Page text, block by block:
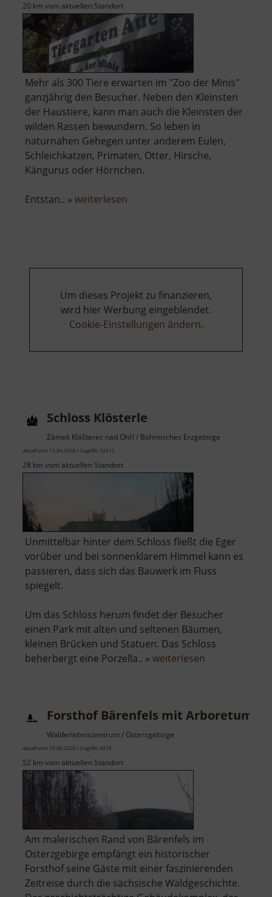
20 km vom aktuellen Standort
Mehr als 300 Tiere erwarten im "Zoo der Minis"
ganzjährig den Besucher. Neben den Kleinsten
der Haustiere, kann man auch die Kleinsten der
wilden Rassen bewundern. So leben in
naturnahen Gehegen unter anderem Eulen,
Schleichkatzen, Primaten, Otter, Hirsche,
Kängurus oder Hörnchen.
Entstan.. » weiterlesen
Um dieses Projekt zu finanzieren,
wird hier Werbung eingeblendet.
Cookie-Einstellungen ändern.
Schloss Klösterle
Zámek Klášterec nad Ohří / Böhmisches Erzgebirge
aktuell vom 13.04.2026 / Zugriffe: 32612
28 km vom aktuellen Standort
Unmittelbar hinter dem Schloss fließt die Eger
vorüber und bei sonnenklarem Himmel kann es
passieren, dass sich das Bauwerk im Fluss
spiegelt.
Um das Schloss herum findet der Besucher
einen Park mit alten und seltenen Bäumen,
kleinen Brücken und Statuen. Das Schloss
beherbergt eine Porzella.. » weiterlesen
Forsthof Bärenfels mit Arboretum
Walderlebniszentrum / Osterzgebirge
aktuell vom 10.06.2026 / Zugriffe: 4976
52 km vom aktuellen Standort
Am malerischen Rand von Bärenfels im
Osterzgebirge empfängt ein historischer
Forsthof seine Gäste mit einer faszinierenden
Zeitreise durch die sächsische Waldgeschichte.